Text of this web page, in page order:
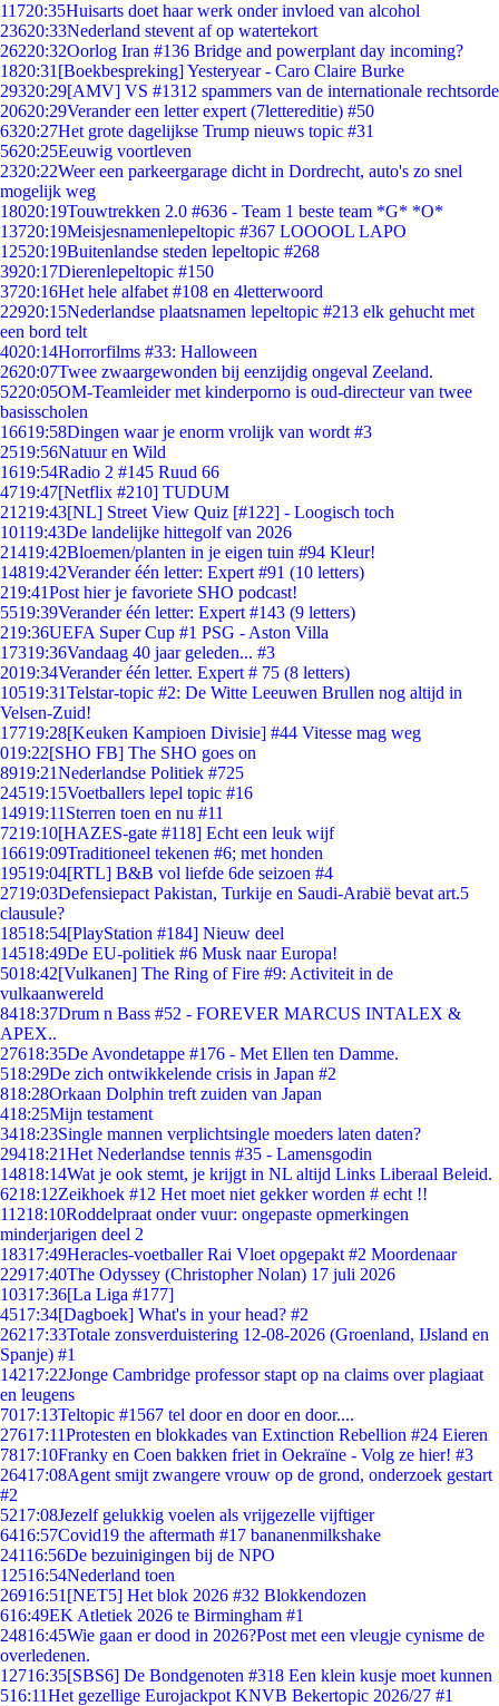
11720:35Huisarts doet haar werk onder invloed van alcohol
23620:33Nederland stevent af op watertekort
26220:32Oorlog Iran #136 Bridge and powerplant day incoming?
1820:31 [Boekbespreking] Yesteryear - Caro Claire Burke
29320:29[AMV] VS #1312 spammers van de internationale rechtsorde
20620:29Verander een letter expert (7lettereditie) #50
6320:27Het grote dagelijkse Trump nieuws topic #31
5620:25Eeuwig voortleven
2320:22Weer een parkeergarage dicht in Dordrecht, auto's zo snel
mogelijk weg
18020:19Touwtrekken 2.0 #636 - Team 1 beste team *G* *O*
13720:19Meisjesnamenlepeltopic #367 LOOOOL LAPO
12520:19Buitenlandse steden lepeltopic #268
3920:17Dierenlepeltopic #150
3720:16Het hele alfabet #108 en 4letterwoord
22920:15Nederlandse plaatsnamen lepeltopic #213 elk gehucht met
een bord telt
4020:14Horrorfilms #33: Halloween
2620:07Twee zwaargewonden bij eenzijdig ongeval Zeeland.
5220:05OM-Teamleider met kinderporno is oud-directeur van twee
basisscholen
16619:58Dingen waar je enorm vrolijk van wordt #3
2519:56Natuur en Wild
1619:54Radio 2 #145 Ruud 66
4719:47[Netflix #210] TUDUM
21219:43[NL] Street View Quiz [#122] - Loogisch toch
10119:43De landelijke hittegolf van 2026
21419:42Bloemen/planten in je eigen tuin #94 Kleur!
14819:42Verander één letter: Expert #91 (10 letters)
219:41Post hier je favoriete SHO podcast!
5519:39Verander één letter: Expert #143 (9 letters)
219:36UEFA Super Cup #1 PSG - Aston Villa
17319:36Vandaag 40 jaar geleden... #3
2019:34Verander één letter. Expert # 75 (8 letters)
10519:31Telstar-topic #2: De Witte Leeuwen Brullen nog altijd in
Velsen-Zuid!
17719:28[Keuken Kampioen Divisie] #44 Vitesse mag weg
019:22[SHO FB] The SHO goes on
8919:21Nederlandse Politiek #725
24519:15Voetballers lepel topic #16
14919:11 Sterren toen en nu #11
7219:10[HAZES-gate #118] Echt een leuk wijf
16619:09Traditioneel tekenen #6; met honden
19519:04[RTL] B&B vol liefde 6de seizoen #4
2719:03Defensiepact Pakistan, Turkije en Saudi-Arabië bevat art.5
clausule?
18518:54[PlayStation #184] Nieuw deel
14518:49De EU-politiek #6 Musk naar Europa!
5018:42[Vulkanen] The Ring of Fire #9: Activiteit in de
vulkaanwereld
8418:37Drum n Bass #52 - FOREVER MARCUS INTALEX &
APEX..
27618:35De Avondetappe #176 - Met Ellen ten Damme.
518:29De zich ontwikkelende crisis in Japan #2
818:28Orkaan Dolphin treft zuiden van Japan
418:25Mijn testament
3418:23Single mannen verplichtsingle moeders laten daten?
29418:21Het Nederlandse tennis #35 - Lamensgodin
14818:14Wat je ook stemt, je krijgt in NL altijd Links Liberaal Beleid.
6218:12Zeikhoek #12 Het moet niet gekker worden # echt !!
11218:10Roddelpraat onder vuur: ongepaste opmerkingen
minderjarigen deel 2
18317:49Heracles-voetballer Rai Vloet opgepakt #2 Moordenaar
22917:40The Odyssey (Christopher Nolan) 17 juli 2026
10317:36[La Liga #177]
4517:34[Dagboek] What's in your head? #2
26217:33Totale zonsverduistering 12-08-2026 (Groenland, IJsland en
Spanje) #1
14217:22Jonge Cambridge professor stapt op na claims over plagiaat
en leugens
7017:13Teltopic #1567 tel door en door en door....
27617:11Protesten en blokkades van Extinction Rebellion #24 Eieren
7817:10Franky en Coen bakken friet in Oekraïne - Volg ze hier! #3
26417:08Agent smijt zwangere vrouw op de grond, onderzoek gestart
#2
5217:08Jezelf gelukkig voelen als vrijgezelle vijftiger
6416:57Covid19 the aftermath #17 bananenmilkshake
24116:56De bezuinigingen bij de NPO
12516:54Nederland toen
26916:51 [NET5] Het blok 2026 #32 Blokkendozen
616:49EK Atletiek 2026 te Birmingham #1
24816:45Wie gaan er dood in 2026?Post met een vleugje cynisme de
overledenen.
12716:35[SBS6] De Bondgenoten #318 Een klein kusje moet kunnen
516:11Het gezellige Eurojackpot KNVB Bekertopic 2026/27 #1